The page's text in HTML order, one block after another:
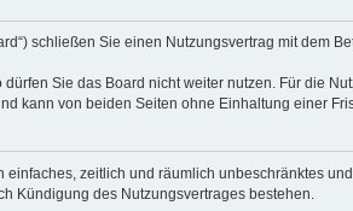
schließen Sie einen Nutzungsvertrag mit dem
Sie das Board nicht weiter nutzen. Für die
kann von beiden Seiten ohne Einhaltung einer
zeitlich und räumlich unbeschränktes
Kündigung des Nutzungsvertrages bestehen.